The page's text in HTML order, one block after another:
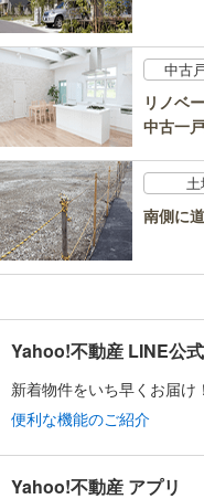
中古
リノベ
中古一
土
南側に
Yahoo!不動産 LINE公
新着物件をいち早くお届け！
便利な機能のご紹介
Yahoo!不動産 アプリ